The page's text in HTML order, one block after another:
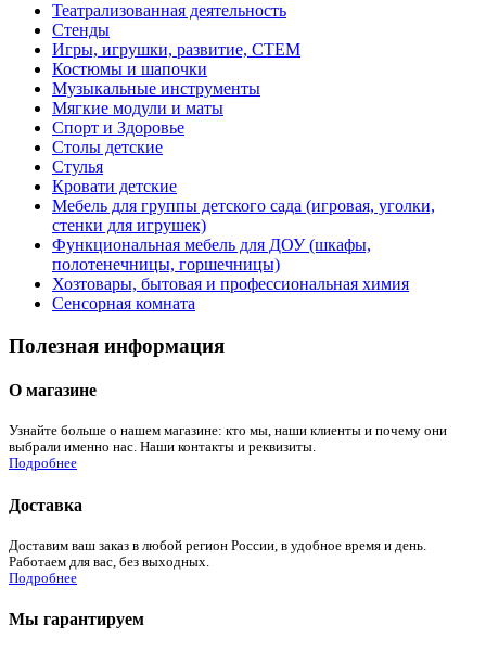
Театрализованная деятельность
Стенды
Игры, игрушки, развитие, СТЕМ
Костюмы и шапочки
Музыкальные инструменты
Мягкие модули и маты
Спорт и Здоровье
Столы детские
Стулья
Кровати детские
Мебель для группы детского сада (игровая, уголки,
стенки для игрушек)
Функциональная мебель для ДОУ (шкафы,
полотенечницы, горшечницы)
Хозтовары, бытовая и профессиональная химия
Сенсорная комната
Полезная информация
О магазине
Узнайте больше о нашем магазине: кто мы, наши клиенты и почему они
выбрали именно нас. Наши контакты и реквизиты.
Подробнее
Доставка
Доставим ваш заказ в любой регион России, в удобное время и день.
Работаем для вас, без выходных.
Подробнее
Мы гарантируем